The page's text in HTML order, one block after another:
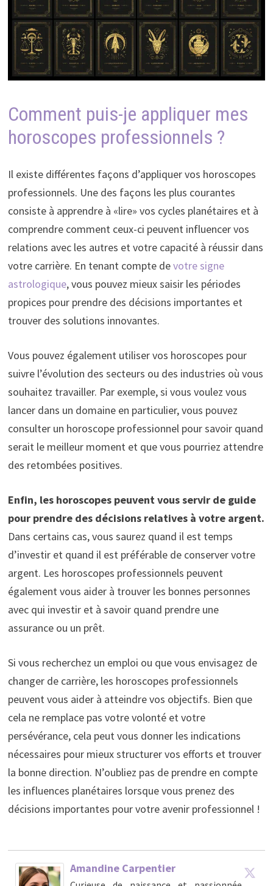
Comment puis-je appliquer mes
horoscopes professionnels ?
Il existe différentes façons d’appliquer vos horoscopes
professionnels. Une des façons les plus courantes
consiste à apprendre à «lire» vos cycles planétaires et à
comprendre comment ceux-ci peuvent influencer vos
relations avec les autres et votre capacité à réussir dans
votre carrière. En tenant compte devotre signe
astrologique, vous pouvez mieux saisir les périodes
propices pour prendre des décisions importantes et
trouver des solutions innovantes.
Vous pouvez également utiliser vos horoscopes pour
suivre l’évolution des secteurs ou des industries où vous
souhaitez travailler. Par exemple, si vous voulez vous
lancer dans un domaine en particulier, vous pouvez
consulter un horoscope professionnel pour savoir quand
serait le meilleur moment et que vous pourriez attendre
des retombées positives.
Enfin, les horoscopes peuvent vous servir de guide
pour prendre des décisions relatives à votre argent.
Dans certains cas, vous saurez quand il est temps
d’investir et quand il est préférable de conserver votre
argent. Les horoscopes professionnels peuvent
également vous aider à trouver les bonnes personnes
avec qui investir et à savoir quand prendre une
assurance ou un prêt.
Si vous recherchez un emploi ou que vous envisagez de
changer de carrière, les horoscopes professionnels
peuvent vous aider à atteindre vos objectifs. Bien que
cela ne remplace pas votre volonté et votre
persévérance, cela peut vous donner les indications
nécessaires pour mieux structurer vos efforts et trouver
la bonne direction. N’oubliez pas de prendre en compte
les influences planétaires lorsque vous prenez des
décisions importantes pour votre avenir professionnel !
Amandine Carpentier